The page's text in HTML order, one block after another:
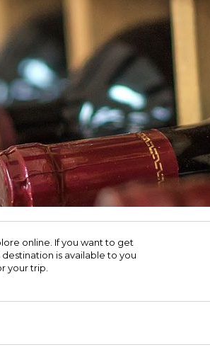
online. If you want to get
is available to you
your trip.​